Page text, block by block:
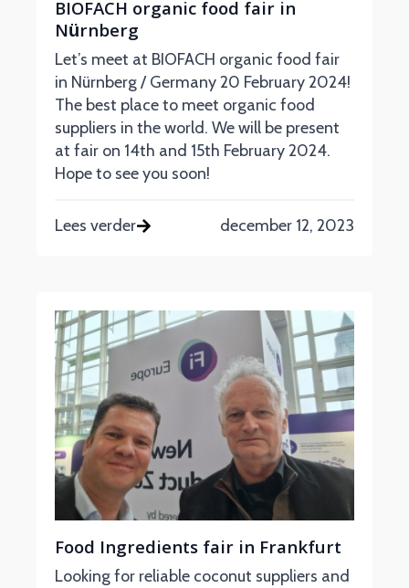
BIOFACH organic food fair in
Nürnberg
Let’s meet at BIOFACH organic food fair
in Nürnberg / Germany 20 February 2024!
The best place to meet organic food
suppliers in the world. We will be present
at fair on 14th and 15th February 2024.
Hope to see you soon!
Lees verder december 12, 2023
Food Ingredients fair in Frankfurt
Looking for reliable coconut suppliers and